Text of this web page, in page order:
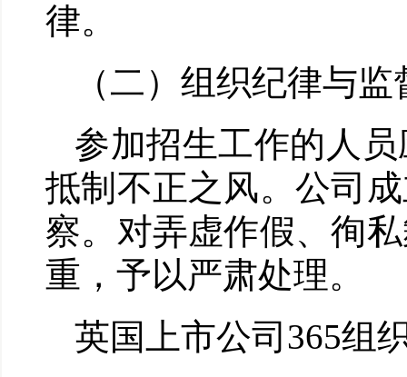
律。
（二）组织纪律与监
参加招生工作的人
抵制不正之风。公司
察。对弄虚作假、徇
重，予以严肃处理。
英国上市公司365组